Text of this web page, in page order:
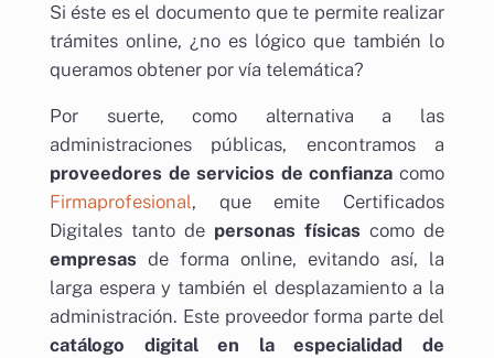
Si éste es el documento que te permite realizar
trámites online, ¿no es lógico que también lo
queramos obtener por vía telemática?
Por suerte, como alternativa a las
administraciones públicas, encontramos a
proveedores de servicios de confianza como
Firmaprofesional, que emite Certificados
Digitales tanto de personas físicas como de
empresas de forma online, evitando así, la
larga espera y también el desplazamiento a la
administración. Este proveedor forma parte del
catálogo digital en la especialidad de